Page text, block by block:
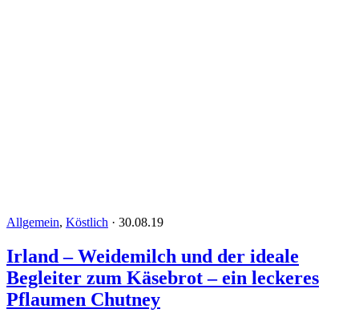
Allgemein, Köstlich · 30.08.19
Irland – Weidemilch und der ideale
Begleiter zum Käsebrot – ein leckeres
Pflaumen Chutney